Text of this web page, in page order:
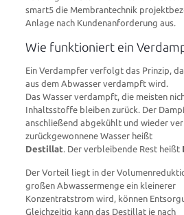
smart5 die Membrantechnik
Anlage nach Kundenanforderung aus.
Wie funktioniert ein
Ein Verdampfer verfolgt das Prinzip,
aus dem Abwasser verdampft wird.
Das Wasser verdampft, die meisten
Inhaltsstoffe bleiben zurück. Der
anschließend abgekühlt und wieder
zurückgewonnene Wasser heißt
Destillat. Der verbleibende Rest heißt
Der Vorteil liegt in der
großen Abwassermenge ein kleinerer
Konzentratstrom wird, können
Gleichzeitig kann das Destillat je nach